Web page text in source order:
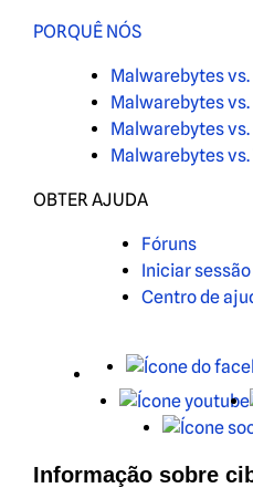
PORQUÊ NÓS
Malwarebytes
Malwarebytes
Malwarebytes
Malwarebytes
OBTER AJUDA
Fóruns
Iniciar
Centro de
X
Informação sobre